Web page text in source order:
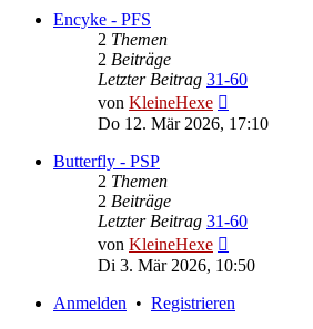
Encyke - PFS
2 Themen
2 Beiträge
Letzter Beitrag 31-60
von KleineHexe
Beitrag
Do 12. Mär 2026, 17:10
Butterfly - PSP
2 Themen
2 Beiträge
Letzter Beitrag 31-60
von KleineHexe
Beitrag
Di 3. Mär 2026, 10:50
Anmelden • Registrieren